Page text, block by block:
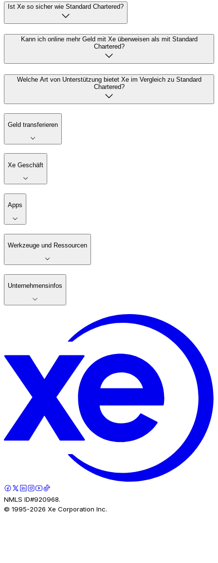
Ist Xe so sicher wie Standard Chartered?
Kann ich online mehr Geld mit Xe überweisen als mit Standard
Chartered?
Welche Art von Unterstützung bietet Xe im Vergleich zu Standard
Chartered?
Geld transferieren
Xe Geschäft
Apps
Werkzeuge und Ressourcen
Unternehmensinfos
NMLS ID#920968.
© 1995-2026 Xe Corporation Inc.